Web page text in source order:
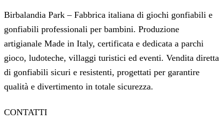
Birbalandia Park – Fabbrica italiana di giochi gonfiabili e
gonfiabili professionali per bambini. Produzione
artigianale Made in Italy, certificata e dedicata a parchi
gioco, ludoteche, villaggi turistici ed eventi. Vendita diretta
di gonfiabili sicuri e resistenti, progettati per garantire
qualità e divertimento in totale sicurezza.
CONTATTI